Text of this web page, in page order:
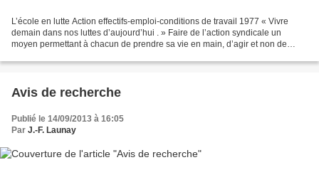
L’école en lutte Action effectifs-emploi-conditions de travail 1977 « Vivre
demain dans nos luttes d’aujourd’hui . » Faire de l’action syndicale un
moyen permettant à chacun de prendre sa vie en main, d’agir et non de
Avis de recherche
Publié le 14/09/2013 à 16:05
Par J.-F. Launay